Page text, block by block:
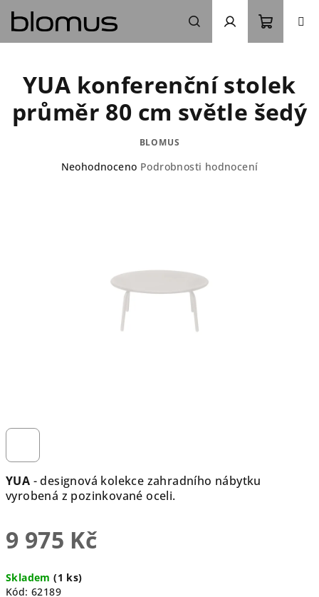
obsah
Hledat Přihlášení
košík
YUA - designová kolekce zahradního nábytku
vyrobená z pozinkované oceli.
9 975 Kč
cena:
Skladem(1 ks)
Kód: 62189
YUA konferenční stolek
průměr 80 cm světle šedý
BLOMUS
Průměrné
Neohodnoceno Podrobnosti hodnocení